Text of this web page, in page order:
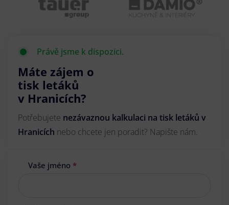
Právě jsme k dispozici.
Máte zájem o
tisk letáků
v Hranicích?
Potřebujete nezávaznou kalkulaci na tisk letáků v
Hranicích nebo chcete jen poradit? Napište nám.
Vaše jméno *